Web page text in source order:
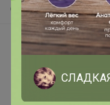
Самое быстрое
Начать
Picabox.ru -
Розыгрыш -